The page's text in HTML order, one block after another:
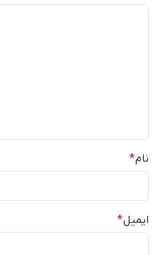
نام*
ایمیل*